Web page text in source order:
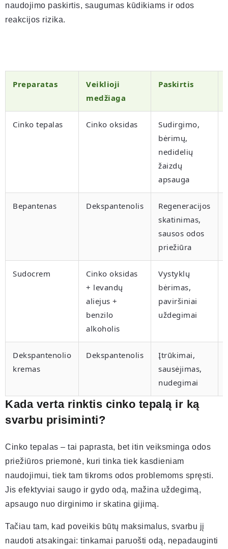
naudojimo paskirtis, saugumas kūdikiams ir odos
reakcijos rizika.
Preparatas
Veiklioji
medžiaga
Paskirtis
Cinko tepalas Cinko oksidas
Sudirgimo,
bėrimų,
nedidelių
žaizdų
apsauga
Bepantenas Dekspantenolis
Regeneracijos
skatinimas,
sausos odos
priežiūra
Sudocrem
Cinko oksidas
+ levandų
aliejus +
benzilo
alkoholis
Vystyklų
bėrimas,
paviršiniai
uždegimai
Dekspantenolio
kremas
Dekspantenolis
Įtrūkimai,
sausėjimas,
nudegimai
Kada verta rinktis cinko tepalą ir ką
svarbu prisiminti?
Cinko tepalas – tai paprasta, bet itin veiksminga odos
priežiūros priemonė, kuri tinka tiek kasdieniam
naudojimui, tiek tam tikroms odos problemoms spręsti.
Jis efektyviai saugo ir gydo odą, mažina uždegimą,
apsaugo nuo dirginimo ir skatina gijimą.
Tačiau tam, kad poveikis būtų maksimalus, svarbu jį
naudoti atsakingai: tinkamai paruošti odą, nepadauginti